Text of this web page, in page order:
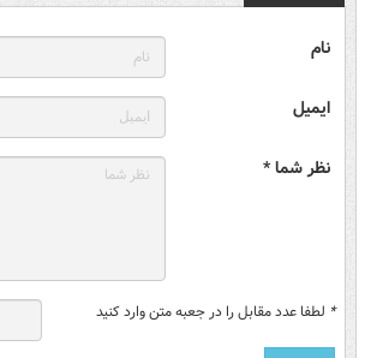
نام
ایمیل
نظر شما *
* لطفا عدد مقابل را در جعبه متن وارد کنید